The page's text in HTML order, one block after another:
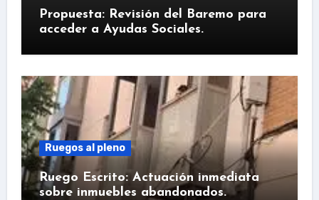
Propuesta: Revisión del Baremo para
acceder a Ayudas Sociales.
Ruegos al pleno
Ruego Escrito: Actuación inmediata
sobre inmuebles abandonados.